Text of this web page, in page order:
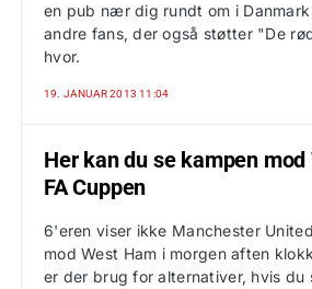
en pub nær dig rundt om i Danmark
andre fans, der også støtter "De
hvor.
19. JANUAR 2013 11:04
Her kan du se kampen
FA Cuppen
6'eren viser ikke Manchester
mod West Ham i morgen aften
er der brug for alternativer, hvis du